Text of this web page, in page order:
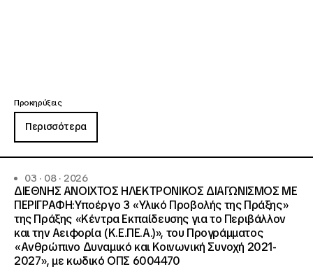
Προκηρύξεις
Περισσότερα
03 · 08 · 2026
ΔΙΕΘΝΗΣ ΑΝΟΙΧΤΟΣ ΗΛΕΚΤΡΟΝΙΚΟΣ ΔΙΑΓΩΝΙΣΜΟΣ ΜΕ
ΠΕΡΙΓΡΑΦΗ:Υποέργο 3 «Υλικό Προβολής της Πράξης»
της Πράξης «Κέντρα Εκπαίδευσης για το Περιβάλλον
και την Αειφορία (Κ.Ε.ΠΕ.Α.)», του Προγράμματος
«Ανθρώπινο Δυναμικό και Κοινωνική Συνοχή 2021-
2027», με κωδικό ΟΠΣ 6004470